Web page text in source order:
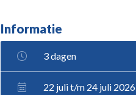
Informatie
3 dagen
22 juli t/m 24 juli 2026